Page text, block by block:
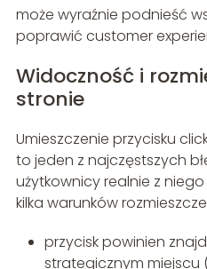
może wyraźnie podnieść
poprawić customer
Widoczność i
stronie
Umieszczenie przycisku
to jeden z najczęstszych
użytkownicy realnie z
kilka warunków
przycisk powinien
strategicznym miejscu